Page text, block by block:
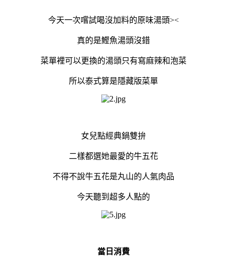
今天一次嚐試喝沒加料的原味湯頭><
真的是鰹魚湯頭沒錯
菜單裡可以更換的湯頭只有寫麻辣和泡菜
所以泰式算是隱藏版菜單
女兒點經典鍋雙拚
二樣都選她最愛的牛五花
不得不說牛五花是丸山的人氣肉品
今天聽到超多人點的
當日消費